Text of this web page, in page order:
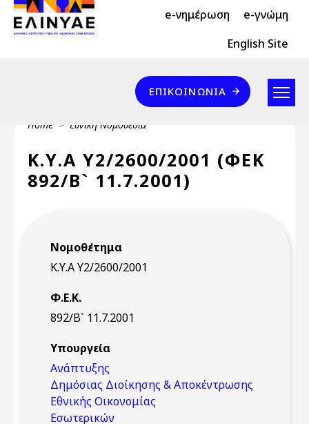
Skip to main content
Header Top 2 e-νημέρωση e-γνώμη
Header Top English Site
Επικοινωνία
ΕΠΙΚΟΙΝΩΝΊΑ
Breadcrumb
Home Εθνική Νομοθεσία
Κ.Υ.Α Υ2/2600/2001 (ΦΕΚ
892/Β` 11.7.2001)
Νομοθέτημα
Κ.Υ.Α Υ2/2600/2001
Φ.Ε.Κ.
892/Β` 11.7.2001
Υπουργεία
Ανάπτυξης
Δημόσιας Διοίκησης & Αποκέντρωσης
Εθνικής Οικονομίας
Εσωτερικών